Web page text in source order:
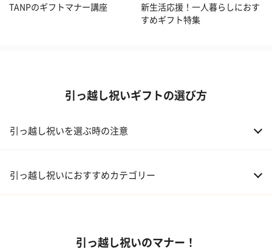
TANPのギフトマナー講座
新生活応援！一人暮らしにおす
すめギフト特集
引っ越し祝いギフトの選び方
引っ越し祝いを選ぶ時の注意
引っ越し祝いにおすすめカテゴリー
引っ越し祝いのマナー！